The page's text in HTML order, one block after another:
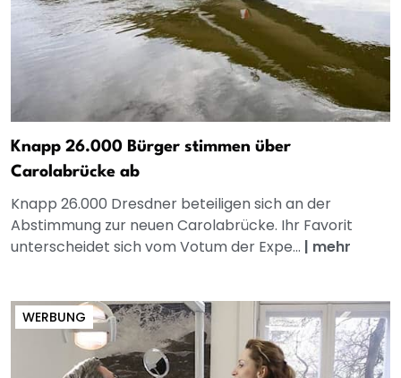
Knapp 26.000 Bürger stimmen über
Carolabrücke ab
Knapp 26.000 Dresdner beteiligen sich an der
Abstimmung zur neuen Carolabrücke. Ihr Favorit
unterscheidet sich vom Votum der Expe... | mehr
WERBUNG